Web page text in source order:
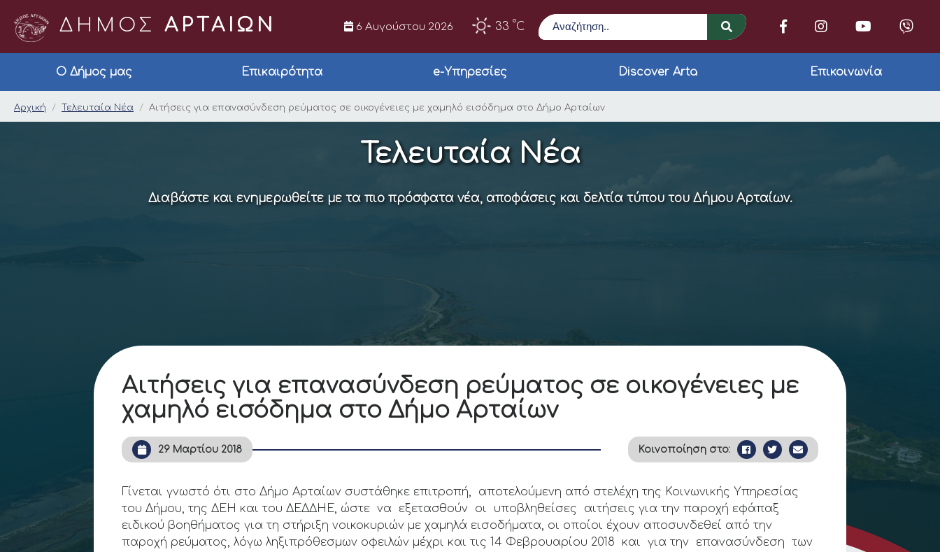
ΔΗΜΟΣ ΑΡΤΑΙΩΝ 6 Αυγούστου 2026 33 °C
Αναζήτηση
Ο Δήμος μας Επικαιρότητα e-Υπηρεσίες Discover Arta Επικοινωνία
Αιτήσεις για επανασύνδεση ρεύματος σε οικογένειες με
Αρχική Τελευταία Νέα Αιτήσεις για επανασύνδεση ρεύματος σε οικογένειες με χαμηλό εισόδημα στο Δήμο Αρταίων
Τελευταία Νέα
Διαβάστε και ενημερωθείτε με τα πιο πρόσφατα νέα, αποφάσεις και δελτία τύπου του Δήμου Αρταίων.
Αιτήσεις για επανασύνδεση ρεύματος σε οικογένειες με
χαμηλό εισόδημα στο Δήμο Αρταίων
29 Μαρτίου 2018 Κοινοποίηση στο:
Γίνεται γνωστό ότι στο Δήμο Αρταίων συστάθηκε επιτροπή, αποτελούμενη από στελέχη της Κοινωνικής Υπηρεσίας
του Δήμου, της ΔΕΗ και του ΔΕΔΔΗΕ, ώστε να εξετασθούν οι υποβληθείσες αιτήσεις για την παροχή εφάπαξ
ειδικού βοηθήματος για τη στήριξη νοικοκυριών με χαμηλά εισοδήματα, οι οποίοι έχουν αποσυνδεθεί από την
παροχή ρεύματος, λόγω ληξιπρόθεσμων οφειλών μέχρι και τις 14 Φεβρουαρίου 2018 και για την επανασύνδεση των